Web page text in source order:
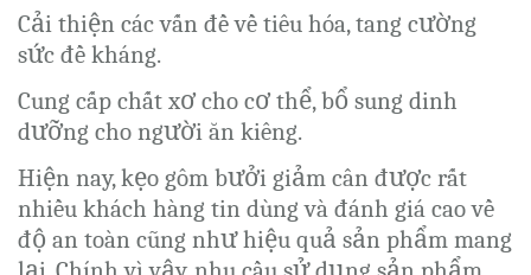
Cải thiện các vấn đề về tiêu hóa, tang cường
sức đề kháng.
Cung cấp chất xơ cho cơ thể, bổ sung dinh
dưỡng cho người ăn kiêng.
Hiện nay, kẹo gôm bưởi giảm cân được rất
nhiều khách hàng tin dùng và đánh giá cao về
độ an toàn cũng như hiệu quả sản phẩm mang